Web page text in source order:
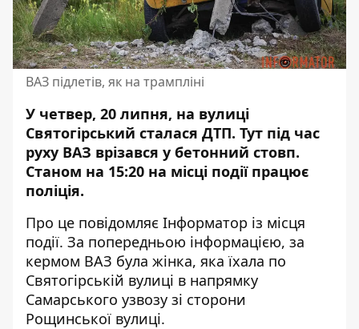
ВАЗ підлетів, як на трампліні
У четвер, 20 липня, на вулиці
Святогірський сталася ДТП. Тут під час
руху ВАЗ врізався у бетонний стовп.
Станом на 15:20 на місці події працює
поліція.
Про це повідомляє Інформатор із місця
події. За попередньою інформацією, за
кермом ВАЗ була жінка, яка їхала по
Святогірській вулиці в напрямку
Самарського узвозу зі сторони
Рощинської вулиці.